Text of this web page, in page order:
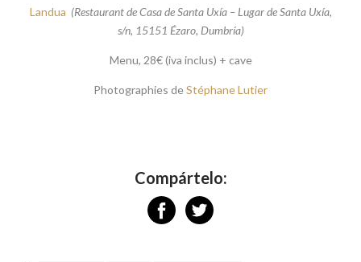
Landua (Restaurant de Casa de Santa Uxía – Lugar de Santa Uxía,
s/n, 15151 Ézaro, Dumbría)
Menu, 28€ (iva inclus) + cave
Photographies deStéphane Lutier
Compártelo: